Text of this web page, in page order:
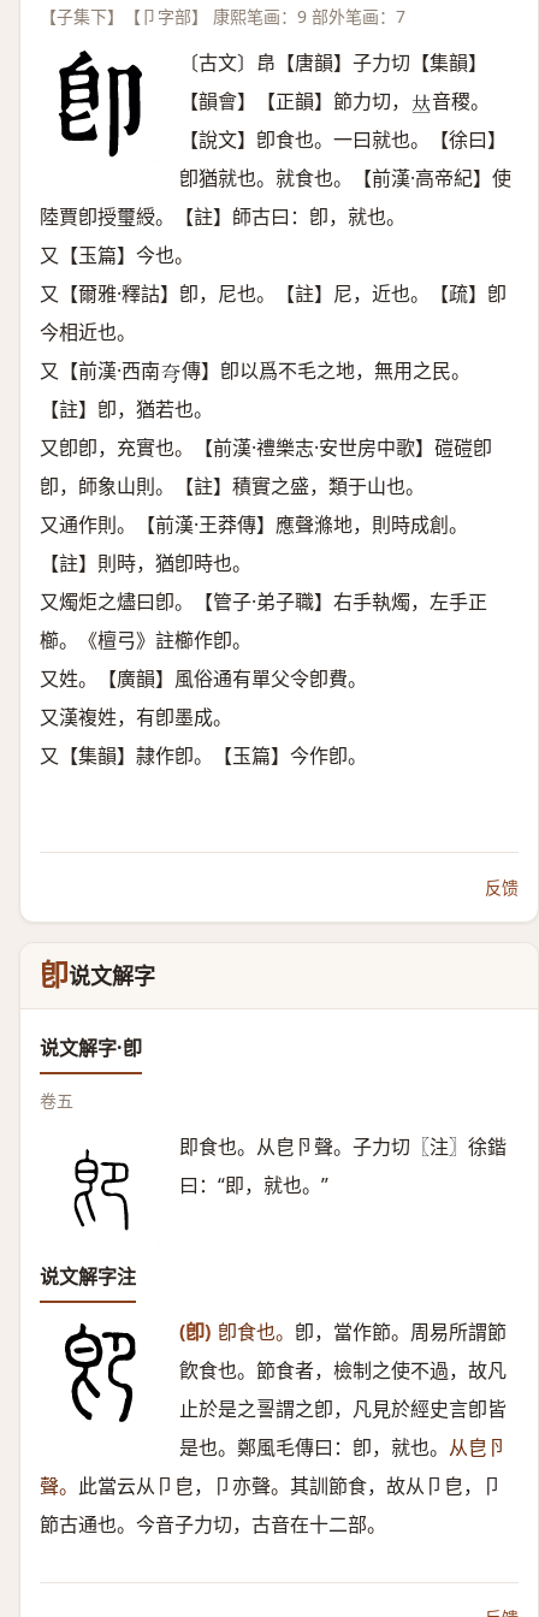
【子集下】【卩字部】 康熙笔画：9 部外笔画：7
〔古文〕皍【唐韻】子力切【集韻】
【韻會】【正韻】節力切， 𠀤音稷。
【說文】卽食也。一曰就也。【徐曰】
卽猶就也。就食也。【前漢·高帝紀】使
陸賈卽授璽綬。【註】師古曰：卽，就也。
又【玉篇】今也。
又【爾雅·釋詁】卽，尼也。【註】尼，近也。【疏】卽
今相近也。
又【前漢·西南𡗝 傳】卽以爲不毛之地，無用之民。
【註】卽，猶若也。
又卽卽，充實也。【前漢·禮樂志·安世房中歌】磑磑卽
卽，師象山則。【註】積實之盛，類于山也。
又通作則。【前漢·王莽傳】應聲滌地，則時成創。
【註】則時，猶卽時也。
又燭炬之燼曰卽。【管子·弟子職】右手執燭，左手正
櫛。《檀弓》註櫛作卽。
又姓。【廣韻】風俗通有單父令卽費。
又漢複姓，有卽墨成。
又【集韻】隷作卽。【玉篇】今作卽。
反馈
卽说文解字
说文解字·卽
卷五
即食也。从皀卪聲。子力切〖注〗徐鍇
曰：“即，就也。”
说文解字注
(卽) 卽食也。 卽，當作節。周易所謂節
飮食也。節食者，檢制之使不過，故凡
止於是之䛐謂之卽，凡見於經史言卽皆
是也。鄭風毛傳曰：卽，就也。 从皀卪
聲。 此當云从卩皀，卩亦聲。其訓節食，故从卩皀，卩
節古通也。今音子力切，古音在十二部。